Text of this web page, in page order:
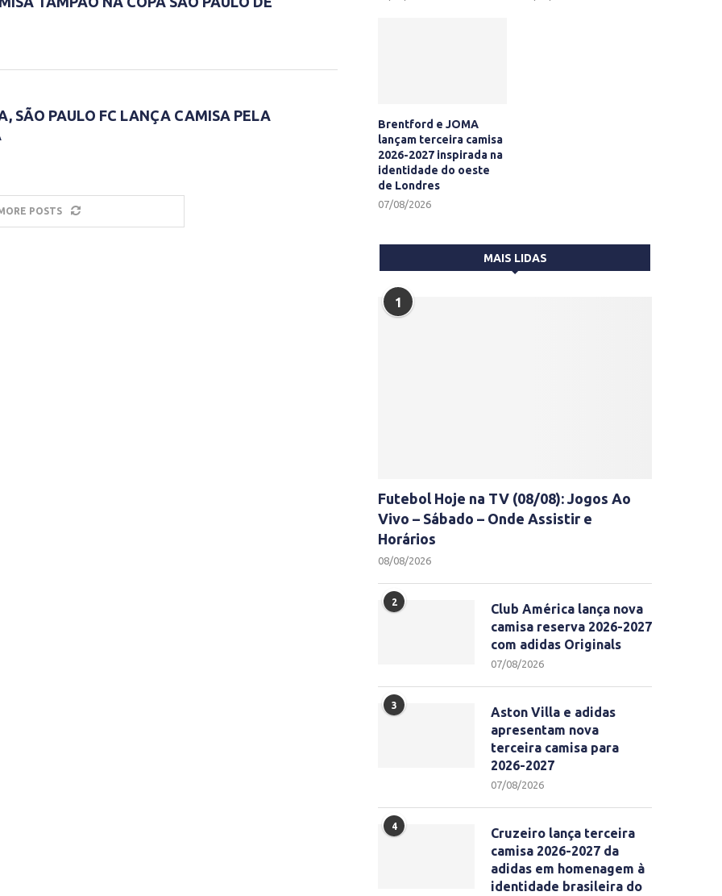
SÃO PAULO FC LANÇA CAMISA PELA
POSTS
Brentford e JOMA
lançam terceira camisa
2026-2027 inspirada na
identidade do oeste
de Londres
07/08/2026
MAIS LIDAS
1
Futebol Hoje na TV (08/08): Jogos Ao
Vivo – Sábado – Onde Assistir e
Horários
08/08/2026
2
Club América lança nova
camisa reserva 2026-2027
com adidas Originals
07/08/2026
3
Aston Villa e adidas
apresentam nova
terceira camisa para
2026-2027
07/08/2026
4
Cruzeiro lança terceira
camisa 2026-2027 da
adidas em homenagem à
identidade brasileira do